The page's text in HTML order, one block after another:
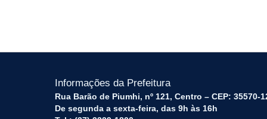
Informações da Prefeitura
Rua Barão de Piumhi, nº 121, Centro – CEP: 35570-
De segunda a sexta-feira, das 9h às 16h